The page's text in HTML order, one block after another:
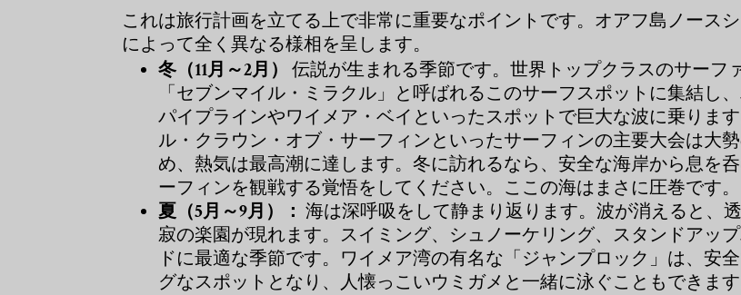
これは旅行計画を立てる上で非常に重要なポイントです。オアフ島ノース
によって全く異なる様相を呈します。
冬（11月～2月）
伝説が生まれる季節です。世界トップクラスのサーフ
「セブンマイル・ミラクル」と呼ばれるこのサーフスポットに集結し
パイプラインやワイメア・ベイといったスポットで巨大な波に乗りま
ル・クラウン・オブ・サーフィンといったサーフィンの主要大会は大
め、熱気は最高潮に達します。冬に訪れるなら、安全な海岸から息を
ーフィンを観戦する覚悟をしてください。ここの海はまさに圧巻です。
夏（5月～9月）： 海は深呼吸をして静まり返ります。波が消えると、
寂の楽園が現れます。スイミング、シュノーケリング、スタンドアッ
ドに最適な季節です。ワイメア湾の有名な「ジャンプロック」は、安
グなスポットとなり、人懐っこいウミガメと一緒に泳ぐこともできます